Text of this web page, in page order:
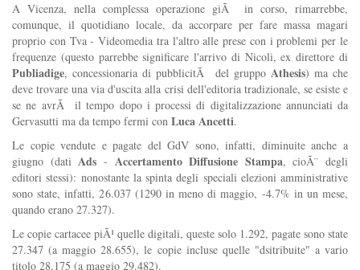
A Vicenza, nella complessa operazione giÃ in corso, rimarrebbe,
comunque, il quotidiano locale, da accorpare per fare massa magari
proprio con Tva - Videomedia tra l'altro alle prese con i problemi per le
frequenze (questo parrebbe significare l'arrivo di Nicoli, ex direttore di
Publiadige, concessionaria di pubblicitÃ del gruppo Athesis) ma che
deve trovare una via d'uscita alla crisi dell'editoria tradizionale, se esiste e
se ne avrÃ il tempo dopo i processi di digitalizzazione annunciati da
Gervasutti ma da tempo fermi con Luca Ancetti.
Le copie vendute e pagate del GdV sono, infatti, diminuite anche a
giugno (datiAds - Accertamento Diffusione Stampa, cioÃ¨ degli
editori stessi): nonostante la spinta degli speciali elezioni amministrative
sono state, infatti, 26.037 (1290 in meno di maggio, -4.7% in un mese,
quando erano 27.327).
Le copie cartacee piÃ¹ quelle digitali, queste solo 1.292, pagate sono state
27.347 (a maggio 28.655), le copie incluse quelle "dsitribuite" a vario
titolo 28.175 (a maggio 29.482).